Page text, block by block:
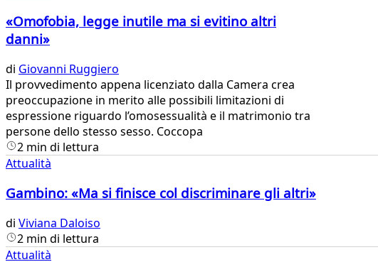
«Omofobia, legge inutile ma si evitino altri
danni»
di Giovanni Ruggiero
Il provvedimento appena licenziato dalla Camera crea
preoccupazione in merito alle possibili limitazioni di
espressione riguardo l’omosessualità e il matrimonio tra
persone dello stesso sesso. Coccopa
2 min di lettura
Attualità
Gambino: «Ma si finisce col discriminare gli altri»
di Viviana Daloiso
2 min di lettura
Attualità